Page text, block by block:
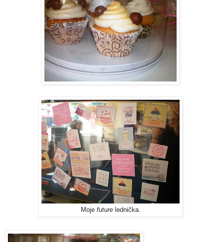
Moje futurelednička.